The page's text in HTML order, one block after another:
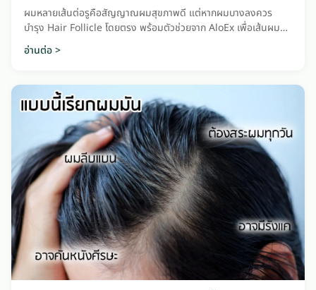
ผมหลายเส้นต่อรูคือสัญญาณผมสุขภาพดี แต่หากผมบางลงควร
บำรุง Hair Follicle โดยตรง พร้อมตัวช่วยจาก AloEx เพื่อเส้นผม
แข็งแรงขึ้น
อ่านต่อ >